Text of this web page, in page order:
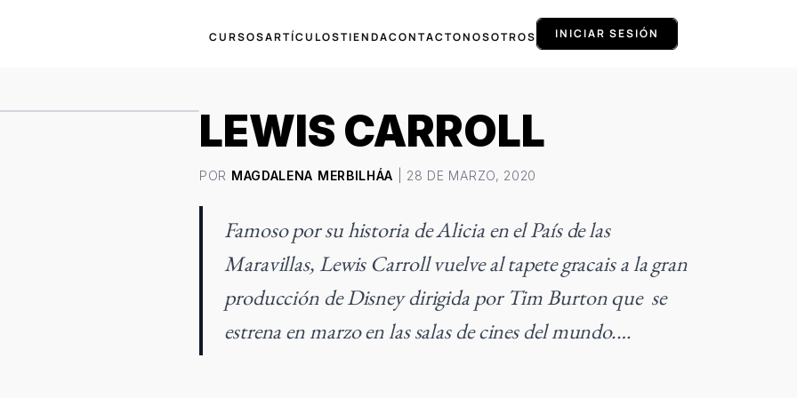
CURSOSARTÍCULOSTIENDACONTACTONOSOTROS INICIAR SESIÓN
LEWIS CARROLL
POR MAGDALENA MERBILHÁA | 28 DE MARZO, 2020
Famoso por su historia de Alicia en el País de las
Maravillas, Lewis Carroll vuelve al tapete gracais a la gran
producción de Disney dirigida por Tim Burton que se
estrena en marzo en las salas de cines del mundo.…